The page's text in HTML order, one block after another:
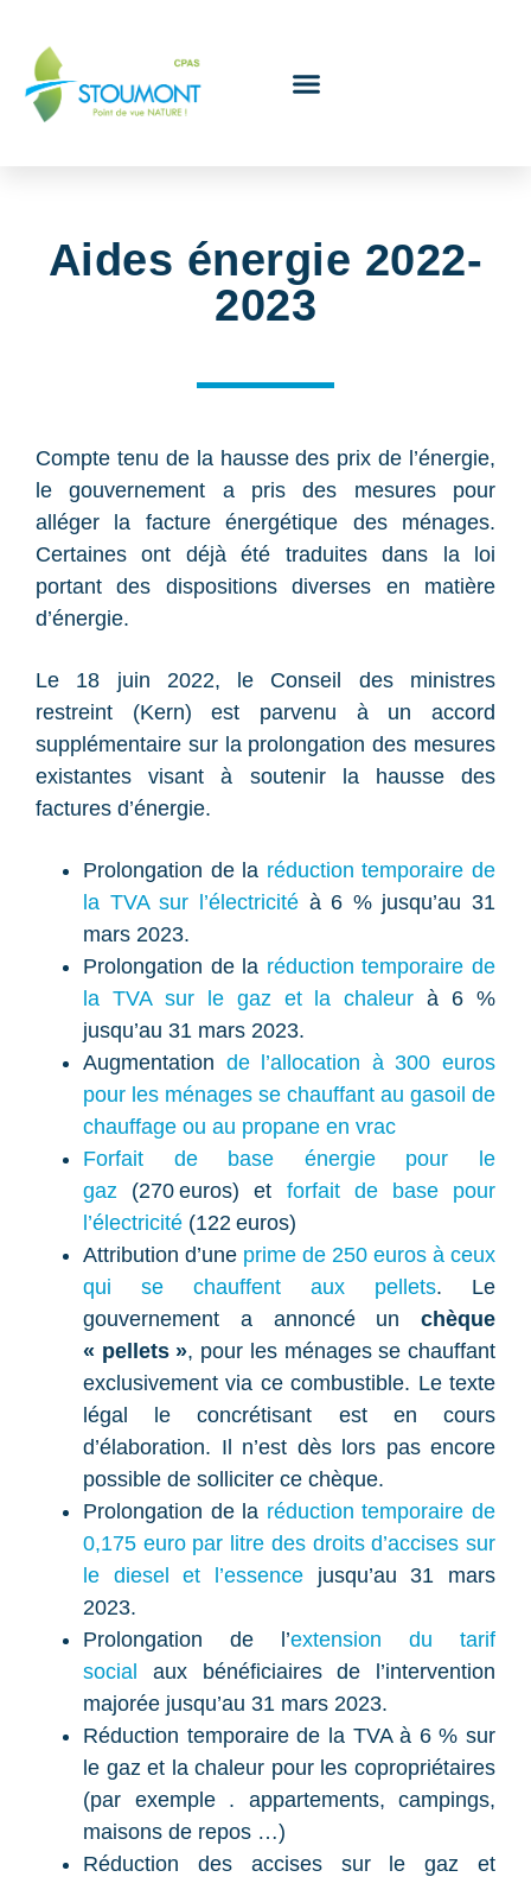
Aides énergie 2022-
2023
Compte tenu de la hausse des prix de l’énergie,
le gouvernement a pris des mesures pour
alléger la facture énergétique des ménages.
Certaines ont déjà été traduites dans la loi
portant des dispositions diverses en matière
d’énergie.
Le 18 juin 2022, le Conseil des ministres
restreint (Kern) est parvenu à un accord
supplémentaire sur la prolongation des mesures
existantes visant à soutenir la hausse des
factures d’énergie.
Prolongation de la réduction temporaire de
la TVA sur l’électricité à 6 % jusqu’au 31
mars 2023.
Prolongation de la réduction temporaire de
la TVA sur le gaz et la chaleur à 6 %
jusqu’au 31 mars 2023.
Augmentation de l’allocation à 300 euros
pour les ménages se chauffant au gasoil de
chauffage ou au propane en vrac
Forfait de base énergie pour le
gaz (270 euros) et forfait de base pour
l’électricité (122 euros)
Attribution d’une prime de 250 euros à ceux
qui se chauffent aux pellets. Le
gouvernement a annoncé un chèque
« pellets », pour les ménages se chauffant
exclusivement via ce combustible. Le texte
légal le concrétisant est en cours
d’élaboration. Il n’est dès lors pas encore
possible de solliciter ce chèque.
Prolongation de la réduction temporaire de
0,175 euro par litre des droits d’accises sur
le diesel et l’essence jusqu’au 31 mars
2023.
Prolongation de l’extension du tarif
social
aux bénéficiaires de l’intervention
majorée jusqu’au 31 mars 2023.
Réduction temporaire de la TVA à 6 % sur
le gaz et la chaleur pour les copropriétaires
(par exemple . appartements, campings,
maisons de repos …)
Réduction des accises sur le gaz et